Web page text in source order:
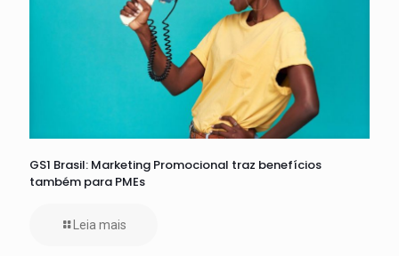
GS1 Brasil: Marketing Promocional traz benefícios
também para PMEs
Leia mais